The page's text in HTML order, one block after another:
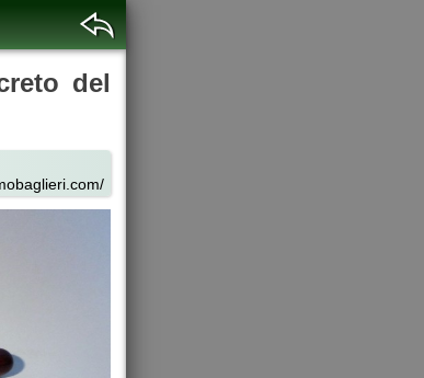
del